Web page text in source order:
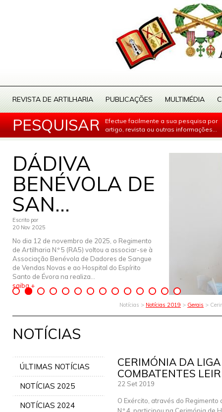
REVISTA DE ARTILHARIA PUBLICAÇÕES MULTIMÉDIA
PESQUISAR
Efectue facilmente a sua pesquisa por
artigo, revista ou outras informações...
DÁDIVA
BENÉVOLA DE
SAN...
Escrito por
20 Nov 2025
No dia 12 de novembro de 2025, o Regimento
de Artilharia N.º 5 (RA5) voltou a associar-se à
Associação Benévola de Dadores de Sangue
de Vendas Novas e ao Hospital do Espírito
Santo de Évora na realiza...
saiba +
Notícias > Notícias 2019 > Gerais >
NOTÍCIAS
ÚLTIMAS NOTÍCIAS
NOTÍCIAS 2025
NOTÍCIAS 2024
CERIMÓNIA DA
COMBATENTES
22 Set 2019
O Exército, através do